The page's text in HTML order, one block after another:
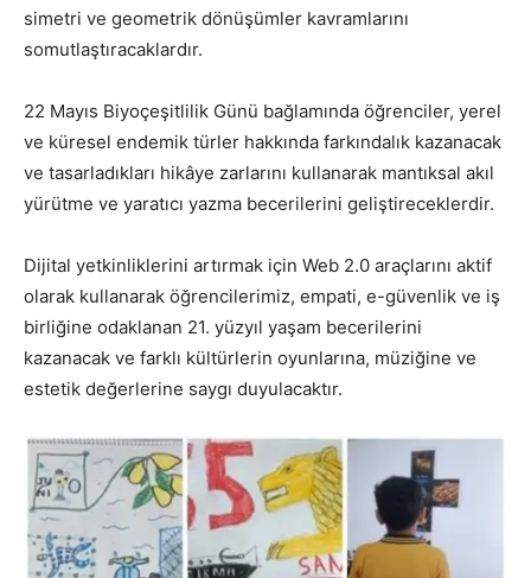
simetri ve geometrik dönüşümler kavramlarını
somutlaştıracaklardır.
22 Mayıs Biyoçeşitlilik Günü bağlamında öğrenciler, yerel
ve küresel endemik türler hakkında farkındalık kazanacak
ve tasarladıkları hikâye zarlarını kullanarak mantıksal akıl
yürütme ve yaratıcı yazma becerilerini geliştireceklerdir.
Dijital yetkinliklerini artırmak için Web 2.0 araçlarını aktif
olarak kullanarak öğrencilerimiz, empati, e-güvenlik ve iş
birliğine odaklanan 21. yüzyıl yaşam becerilerini
kazanacak ve farklı kültürlerin oyunlarına, müziğine ve
estetik değerlerine saygı duyulacaktır.